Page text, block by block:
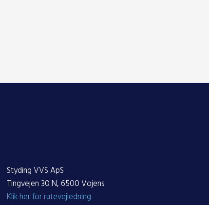
Styding VVS ApS
Tingvejen 30 N, 6500 Vojens
Klik her for rutevejledning